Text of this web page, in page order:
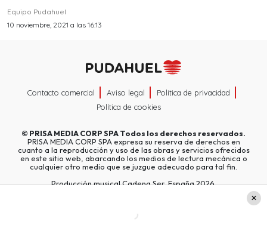
Equipo Pudahuel
10 noviembre, 2021 a las 16:13
Contacto comercial Aviso legal
Política de privacidad
Política de cookies
© PRISA MEDIA CORP SPATodos los derechos reservados.
PRISA MEDIA CORP SPA expresa su reserva de derechos en
cuanto a la reproducción y uso de las obras y servicios ofrecidos
en este sitio web, abarcando los medios de lectura mecánica o
cualquier otro medio que se juzgue adecuado para tal fin.
Producción musical Cadena Ser, España 2026.